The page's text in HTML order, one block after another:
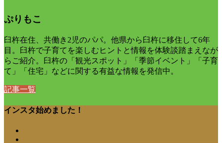
ぷりもこ
臼杵在住、共働き2児のパパ。他県から臼杵に移住して6年
目。臼杵で子育てを楽しむヒントと情報を体験談踏まえなが
らご紹介。臼杵の「観光スポット」「季節イベント」「子育
て」「住宅」などに関する有益な情報を発信中。
記事一覧
インスタ始めました！